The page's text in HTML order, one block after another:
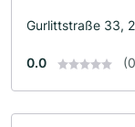
Gurlittstraße 33,
0.0